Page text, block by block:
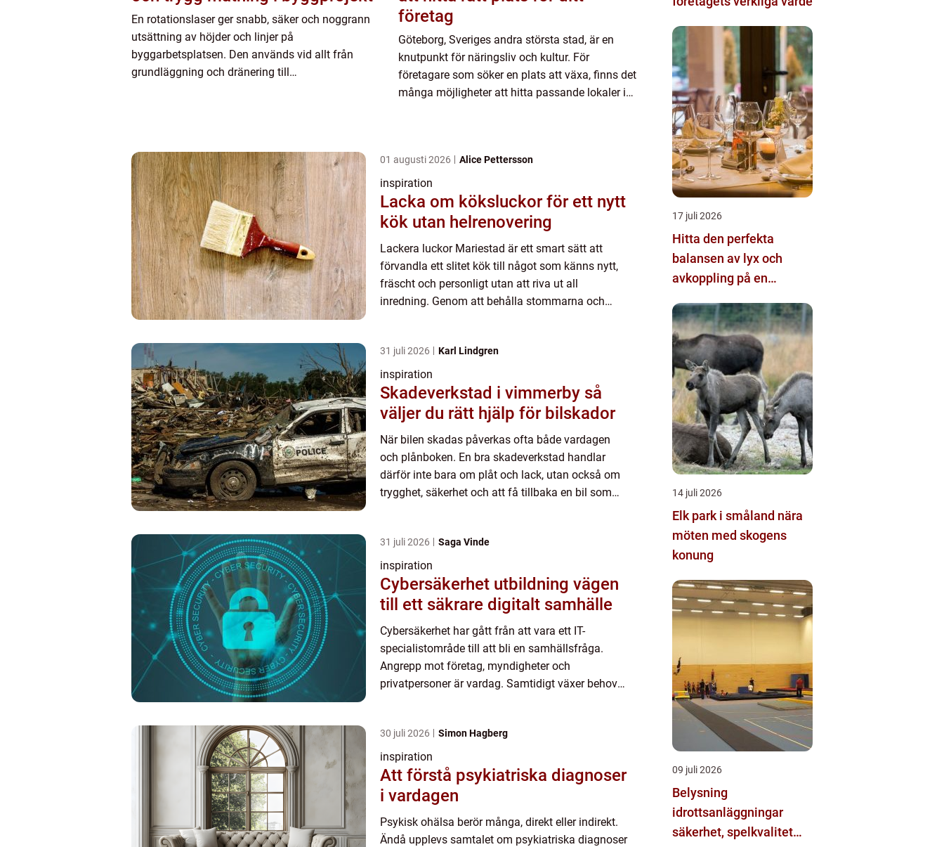
En rotationslaser ger snabb, säker och noggrann
utsättning av höjder och linjer på
byggarbetsplatsen. Den används vid allt från
grundläggning och dränering till
företag
Göteborg, Sveriges andra största stad, är en
knutpunkt för näringsliv och kultur. För
företagare som söker en plats att växa, finns det
många möjligheter att hitta passande lokaler i
01 augusti 2026 Alice Pettersson
inspiration
Lacka om köksluckor för ett nytt
kök utan helrenovering
Lackera luckor Mariestad är ett smart sätt att
förvandla ett slitet kök till något som känns nytt,
fräscht och personligt utan att riva ut all
inredning. Genom att behålla stommarna och
31 juli 2026 Karl Lindgren
inspiration
Skadeverkstad i vimmerby så
väljer du rätt hjälp för bilskador
När bilen skadas påverkas ofta både vardagen
och plånboken. En bra skadeverkstad handlar
därför inte bara om plåt och lack, utan också om
trygghet, säkerhet och att få tillbaka en bil som
31 juli 2026 Saga Vinde
inspiration
Cybersäkerhet utbildning vägen
till ett säkrare digitalt samhälle
Cybersäkerhet har gått från att vara ett IT-
specialistområde till att bli en samhällsfråga.
Angrepp mot företag, myndigheter och
privatpersoner är vardag. Samtidigt växer behovet
30 juli 2026 Simon Hagberg
inspiration
Att förstå psykiatriska diagnoser
i vardagen
Psykisk ohälsa berör många, direkt eller indirekt.
Ändå upplevs samtalet om psykiatriska diagnoser
17 juli 2026
Hitta den perfekta
balansen av lyx och
avkoppling på en
Östermalm
14 juli 2026
Elk park i småland nära
möten med skogens
konung
09 juli 2026
Belysning
idrottsanläggningar
säkerhet, spelkvalitet